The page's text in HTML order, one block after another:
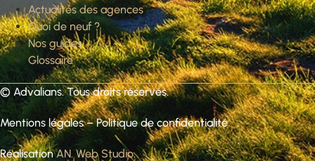
Actualités des agences
Quoi de neuf ?
Nos guides
Glossaire
© Advalians. Tous droits réservés.
Mentions légales–Politique de confidentialité
RéalisationAN. Web Studio.